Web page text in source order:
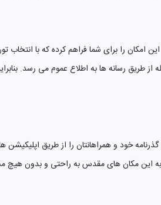
امکان را برای شما فراهم کرده که با
رسانه ها به اطلاع عموم می رسد.
همراه داشته باشید. سپس می توانید عکس گذرنامه خود و
به این مکان های مقدس به راحتی و بدون